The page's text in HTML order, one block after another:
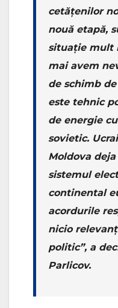
cetățenilor
nouă etapă,
situație mult
mai avem
de schimb
este tehnic
de energie
sovietic.
Moldova
sistemul
continental
acordurile
nicio
politic”, a
Parlicov.